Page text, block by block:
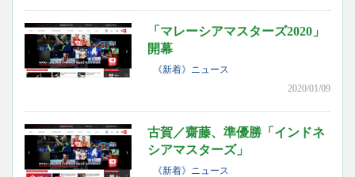
「マレーシアマスターズ2020」
開幕
《新着》ニュース
2020/01/09
古賀／齋藤、準優勝「インドネ
シアマスターズ」
《新着》ニュース